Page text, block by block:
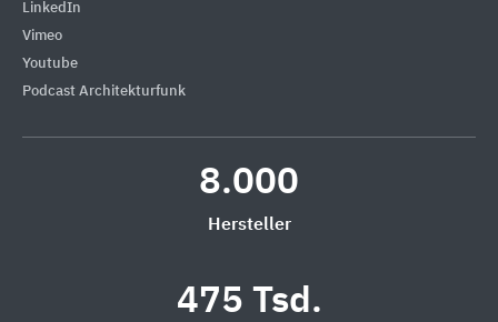
LinkedIn
Vimeo
Youtube
Podcast Architekturfunk
8.000
Hersteller
475 Tsd.